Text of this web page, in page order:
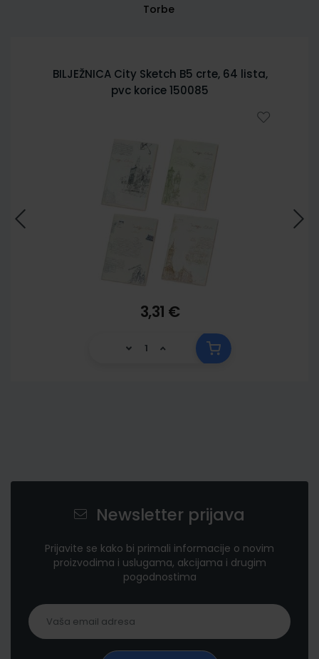
Torbe
BILJEŽNICA City Sketch B5 crte, 64 lista,
pvc korice 150085
3,31 €
Newsletter prijava
Prijavite se kako bi primali informacije o novim
proizvodima i uslugama, akcijama i drugim
pogodnostima